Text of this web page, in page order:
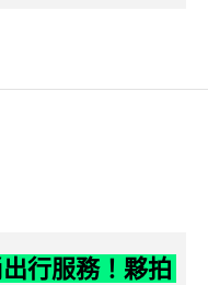
行服務！夥拍